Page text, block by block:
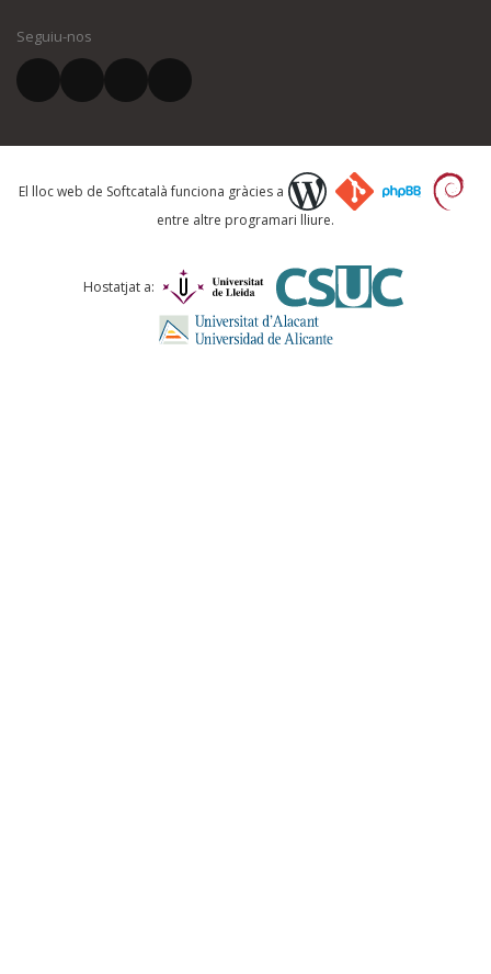
El vostre correu electrònic *
Què proposeu?
Comentari *
Seguiu-nos
El lloc web de Softcatalà funciona gràcies a
entre altre programari lliure.
Hostatjat a: